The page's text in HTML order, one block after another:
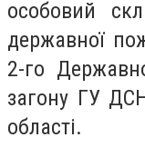
особовий
державної
2-го
загону ГУ
області.